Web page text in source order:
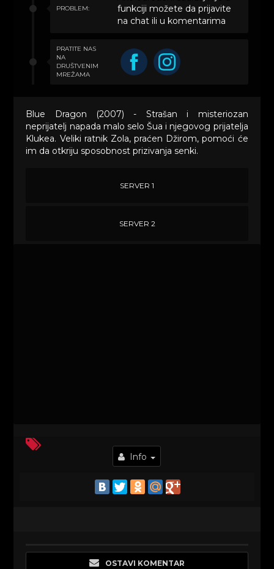
PROBLEM:
funkciji možete da prijavite
na chat ili u komentarima
PRATITE NAS
NA
DRUŠTVENIM
MREŽAMA
Blue Dragon (2007) - Strašan i misteriozan
neprijatelj napada malo selo Šua i njegovog prijatelja
Klukea. Veliki ratnik Zola, praćen Džirom, pomoći će
im da otkriju sposobnost prizivanja senki.
SERVER 1
SERVER 2
Info
OSTAVI KOMENTAR